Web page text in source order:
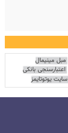
مبل مینیمال
اعتبارسنجی بانکی
سایت یوتوتایمز